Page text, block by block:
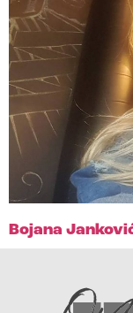
Bojana